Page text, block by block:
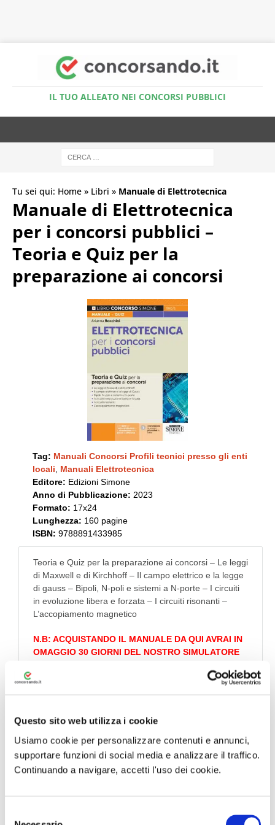
Questo sito web utilizza i cookie
Usiamo cookie per personalizzare contenuti e annunci,
supportare funzioni di social media e analizzare il traffico.
Continuando a navigare, accetti l'uso dei cookie.
IL TUO ALLEATO NEI CONCORSI PUBBLICI
Tu sei qui: Home » Libri » Manuale di Elettrotecnica
Manuale di Elettrotecnica
per i concorsi pubblici –
Teoria e Quiz per la
preparazione ai concorsi
Tag: Manuali Concorsi Profili tecnici presso gli enti
locali, Manuali Elettrotecnica
Editore: Edizioni Simone
Anno di Pubblicazione: 2023
Formato: 17x24
Lunghezza: 160 pagine
ISBN: 9788891433985
Teoria e Quiz per la preparazione ai concorsi – Le leggi
di Maxwell e di Kirchhoff – Il campo elettrico e la legge
di gauss – Bipoli, N-poli e sistemi a N-porte – I circuiti
in evoluzione libera e forzata – I circuiti risonanti –
L’accopiamento magnetico
N.B: ACQUISTANDO IL MANUALE DA QUI AVRAI IN
OMAGGIO 30 GIORNI DEL NOSTRO SIMULATORE
Simulatore Quiz in
omaggio